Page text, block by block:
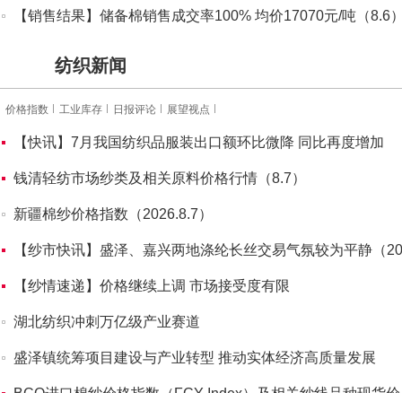
【销售结果】储备棉销售成交率100% 均价17070元/吨（8.6
纺织新闻
价格指数 工业库存 日报评论 展望视点
【快讯】7月我国纺织品服装出口额环比微降 同比再度增加
钱清轻纺市场纱类及相关原料价格行情（8.7）
新疆棉纱价格指数（2026.8.7）
【纱市快讯】盛泽、嘉兴两地涤纶长丝交易气氛较为平静（
【纱情速递】价格继续上调 市场接受度有限
湖北纺织冲刺万亿级产业赛道
盛泽镇统筹项目建设与产业转型 推动实体经济高质量发展